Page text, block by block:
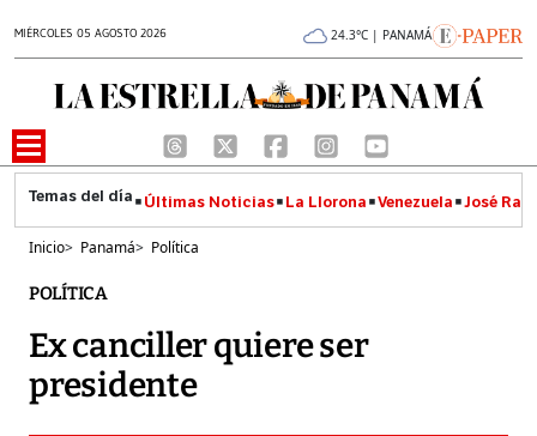
MIÉRCOLES 05 AGOSTO 2026 24.3°C | PANAMÁ
Últimas Noticias La Llorona Venezuela José
Inicio> Panamá> Política
POLÍTICA
Ex canciller quiere ser
presidente